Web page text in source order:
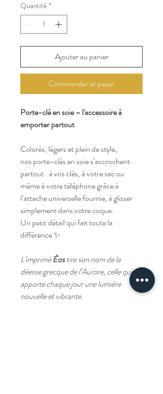
Quantité *
Ajouter au panier
Commander et payer
Porte-clé en soie – l'accessoire à
emporter partout
Colorés, légers et plein de style,
nos porte-clés en soie s’accrochent
partout : à vos clés, à votre sac ou
même à votre téléphone grâce à
l’attache universelle fournie, à glisser
simplement dans votre coque.
Un petit détail qui fait toute la
différence ✨
L'impriméÉostire son nom de la
déesse grecque de l’Aurore, celle qui
apporte chaque jour une lumière
nouvelle et vibrante.